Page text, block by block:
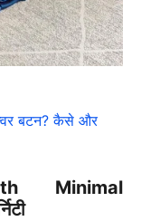
बटन? कैसे और
Minimal